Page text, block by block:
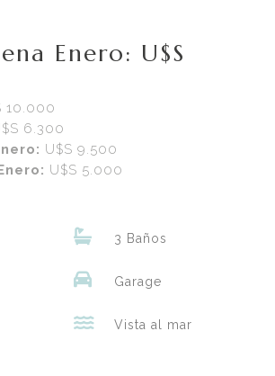
Enero: U$S
10.000
6.300
U$S 9.500
U$S 5.000
3 Baños
Garage
Vista al mar